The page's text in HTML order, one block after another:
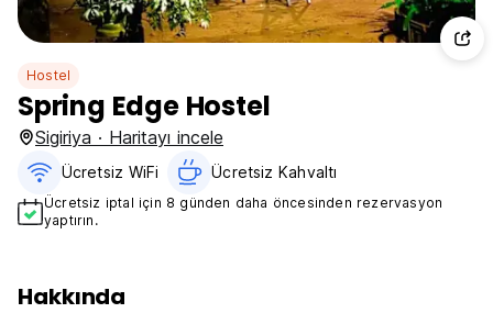
Hostel
Spring Edge Hostel
Sigiriya · Haritayı incele
Ücretsiz WiFi Ücretsiz Kahvaltı‎
Ücretsiz iptal için 8 günden daha öncesinden rezervasyon
yaptırın.
Hakkında